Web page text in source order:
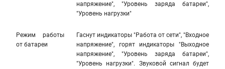
напряжение", "Уровень заряда батареи",
"Уровень нагрузки"
Режим работы
от батареи
Гаснут индикаторы "Работа от сети", "Входное
напряжение", горят индикаторы "Выходное
напряжение", "Уровень заряда батареи",
"Уровень нагрузки". Звуковой сигнал будет